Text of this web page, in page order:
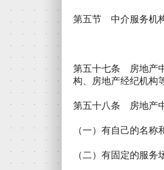
第五节 中介服务机
第五十七条 房地产
构、房地产经纪机构
第五十八条 房地产
（一）有自己的名称
（二）有固定的服务